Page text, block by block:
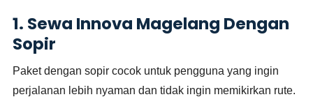
1. Sewa Innova Magelang Dengan
Sopir
Paket dengan sopir cocok untuk pengguna yang ingin
perjalanan lebih nyaman dan tidak ingin memikirkan rute.